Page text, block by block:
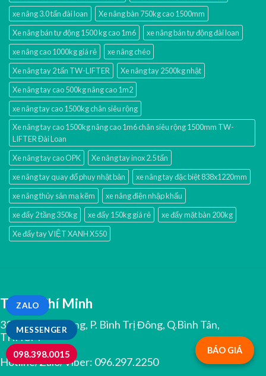
MESSENGER
ZALO
098.398.0015
xe nâng 3.0 tấn đài loan
Xe nâng bàn 750kg cao 1500mm
Xe nâng bán tự động 1500 kg cao 1m6
xe nâng bán tự động đài loan
xe nâng cao 1000kg giá rẻ
xe nâng chéo
Xe nâng tay 2 tấn TW-LIFTER
Xe nâng tay 2500kg nhật
Xe nâng tay cao 500kg nâng cao 1m2
xe nâng tay cao 1500kg chân siêu rộng
Xe nâng tay cao 1500kg nâng cao 1m6 chân siêu rộng 1500mm TW-
LIFTER Đài Loan
Xe nâng tay cao OPK
Xe nâng tay inox 2.5 tấn
xe nâng tay quay đổ phuy nhật bản
xe nâng tay đặc biệt 838x1220mm
xe nâng thủy sản mạ kẽm
xe nâng điện nhập khấu
xe đẩy 2 tầng 350kg
xe đẩy 150kg giá rẻ
xe đẩy mặt bàn 200kg
Xe đẩy tay VIỆT XANH X550
TP.Hồ Chí Minh
334 Tân Hoà Đông, P. Bình Trị Đông, Q.Bình Tân,
TP.HCM
Hotline/Zalo/Viber: 096.297.2250
BÁO GIÁ